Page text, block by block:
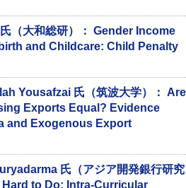
（大和総研）： Gender Income
and Childcare: Child Penalty
Yousafzai 氏（筑波大学）： Are
Exports Equal? Evidence
and Exogenous Export
氏（アジア開発銀行研究
to Do: Intra-Curricular